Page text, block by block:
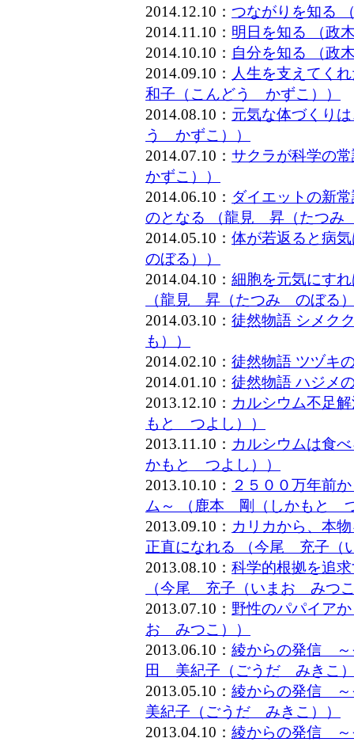
2014.12.10： つながりを知る
2014.11.10： 明日を知る （
2014.10.10： 自分を知る （
2014.09.10： 人生を支えてく
和子（こんどう かずこ））
2014.08.10： 元気な体づくり
う かずこ））
2014.07.10： サクラが科学の
かずこ））
2014.06.10： ダイエットの新
のとなる （龍見 昇（たつみ
2014.05.10： 体が若返ると病
のぼる））
2014.04.10： 細胞を元気にす
（龍見 昇（たつみ のぼる
2014.03.10： 徒然物語 シメク
も））
2014.02.10： 徒然物語 ツヅキ
2014.01.10： 徒然物語 ハジメ
2013.12.10： カルシウム不足
もと つよし））
2013.11.10： カルシウムは食
かもと つよし））
2013.10.10：
２５００万年前
ム～ （鹿本 剛（しかもと
2013.09.10： カリカから、本
正直になれる （今尾 充子（
2013.08.10： 科学的根拠を追
（今尾 充子（いまお みつ
2013.07.10： 野性のパパイア
お みつこ））
2013.06.10： 綾からの発信 ～
田 美紀子（ごうだ みきこ
2013.05.10： 綾からの発信
美紀子（ごうだ みきこ））
2013.04.10： 綾からの発信